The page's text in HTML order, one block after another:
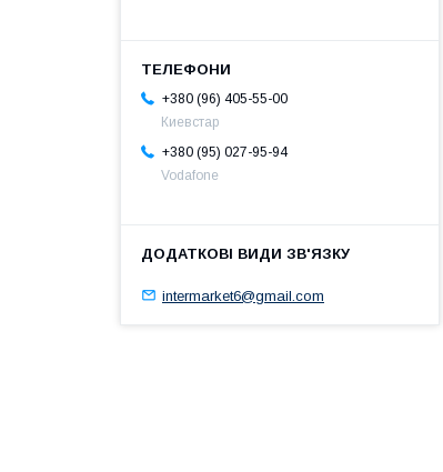
+380 (96) 405-55-00
Киевстар
+380 (95) 027-95-94
Vodafone
intermarket6@gmail.com